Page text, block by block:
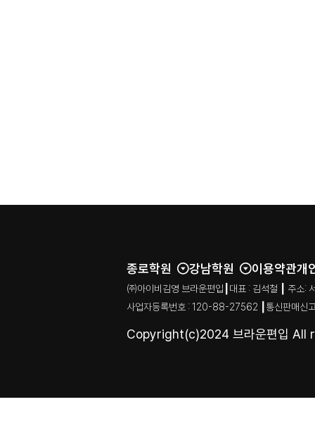
종로학원 강남학원 이용약관개
㈜아이비김영 브라운편입┃대표 : 김석철 ┃ 주
사업자등록번호 : 120-88-27562 ┃통신판매신
Copyright(c)2024 브라운편입